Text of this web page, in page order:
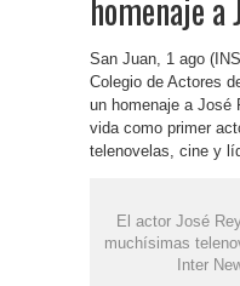
homenaje
San Juan, 1 ago
Colegio de Actores
un homenaje a José
vida como primer
telenovelas, cine y
El actor José
muchísimas
Inter